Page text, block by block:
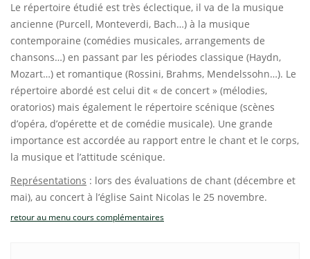
Le répertoire étudié est très éclectique, il va de la musique
ancienne (Purcell, Monteverdi, Bach…) à la musique
contemporaine (comédies musicales, arrangements de
chansons…) en passant par les périodes classique (Haydn,
Mozart…) et romantique (Rossini, Brahms, Mendelssohn…). Le
répertoire abordé est celui dit « de concert » (mélodies,
oratorios) mais également le répertoire scénique (scènes
d’opéra, d’opérette et de comédie musicale). Une grande
importance est accordée au rapport entre le chant et le corps,
la musique et l’attitude scénique.
Représentations : lors des évaluations de chant (décembre et
mai), au concert à l’église Saint Nicolas le 25 novembre.
retour au menu cours complémentaires